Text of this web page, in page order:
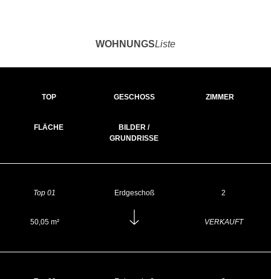
WOHNUNGSListe
TOP GESCHOSS ZIMMER
FLÄCHE
BILDER /
GRUNDRISSE
Top 01 Erdgeschoß 2
50,05 m² VERKAUFT